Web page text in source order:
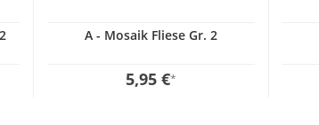
A - Mosaik Fliese Gr. 2
5,95 €*